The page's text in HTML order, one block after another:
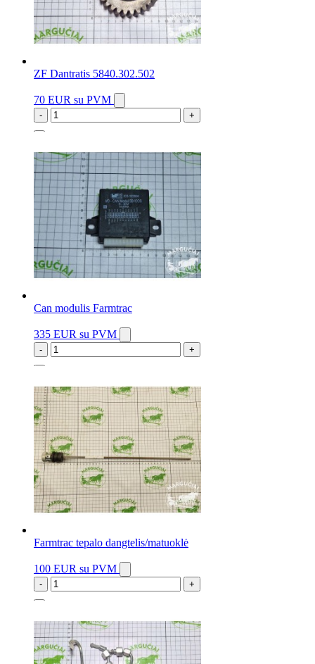
ZF Dantratis 5840.302.502
70 EUR su PVM
- +
Can modulis Farmtrac
335 EUR su PVM
- +
Farmtrac tepalo dangtelis/matuoklė
100 EUR su PVM
- +